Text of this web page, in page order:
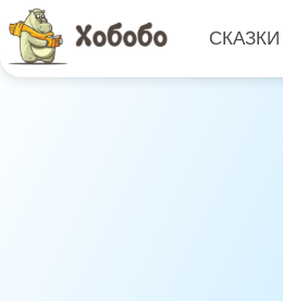
СКАЗКИ